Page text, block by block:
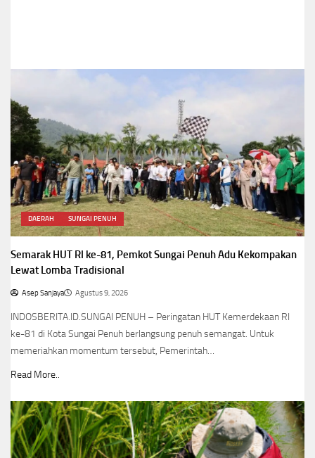
DAERAH SUNGAI PENUH
Semarak HUT RI ke-81, Pemkot Sungai Penuh Adu Kekompakan
Lewat Lomba Tradisional
Asep Sanjaya Agustus 9, 2026
INDOSBERITA.ID.SUNGAI PENUH – Peringatan HUT Kemerdekaan RI
ke-81 di Kota Sungai Penuh berlangsung penuh semangat. Untuk
memeriahkan momentum tersebut, Pemerintah…
Read More..